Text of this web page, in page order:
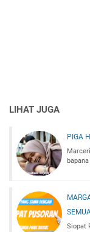
LIHAT JUGA
PIGA
Siopat